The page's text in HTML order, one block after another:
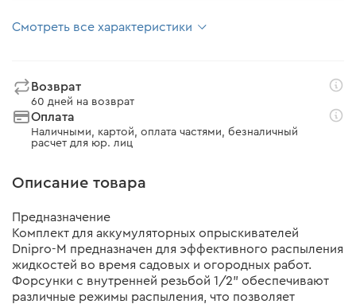
Смотреть все характеристики
Возврат
60 дней на возврат
Оплата
Наличными, картой, оплата частями, безналичный
расчет для юр. лиц
Описание товара
Предназначение
Комплект для аккумуляторных опрыскивателей
Dnipro-M предназначен для эффективного распыления
жидкостей во время садовых и огородных работ.
Форсунки с внутренней резьбой 1/2" обеспечивают
различные режимы распыления, что позволяет